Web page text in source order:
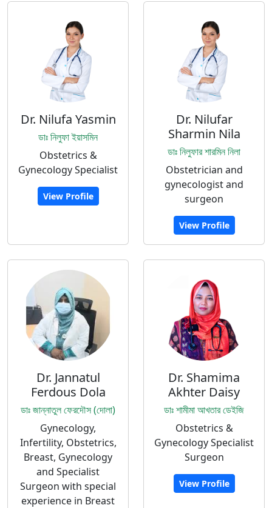
Dr. Nilufa Yasmin
ডাঃ নিলুফা ইয়াসমিন
Obstetrics &
Gynecology Specialist
View Profile
Dr. Nilufar
Sharmin Nila
ডাঃ নিলুফার শারমিন নিলা
Obstetrician and
gynecologist and
surgeon
View Profile
Dr. Jannatul
Ferdous Dola
ডাঃ জান্নাতুল ফেরদৌস (দোলা)
Gynecology,
Infertility, Obstetrics,
Breast, Gynecology
and Specialist
Surgeon with special
experience in Breast
Dr. Shamima
Akhter Daisy
ডাঃ শামীমা আখতার ডেইজি
Obstetrics &
Gynecology Specialist
Surgeon
View Profile